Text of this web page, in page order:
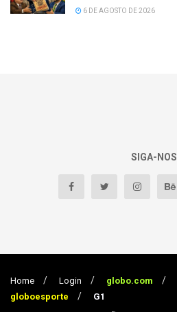
6 DE AGOSTO DE 2026
SIGA-NOS
Home Login globo.com
globoesporte
G1